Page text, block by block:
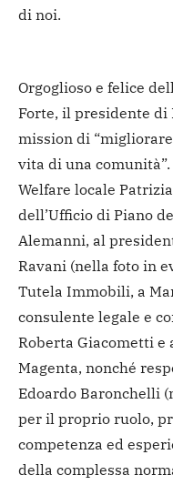
di noi.
Orgoglioso e felice
Forte, il presidente di
mission di
vita di una comunità”.
Welfare locale
dell’Ufficio di Piano
Alemanni, al
Ravani (nella foto in
Tutela Immobili, a
consulente legale e
Roberta Giacometti e
Magenta, nonché
Edoardo Baronchelli
per il proprio ruolo,
competenza ed
della complessa